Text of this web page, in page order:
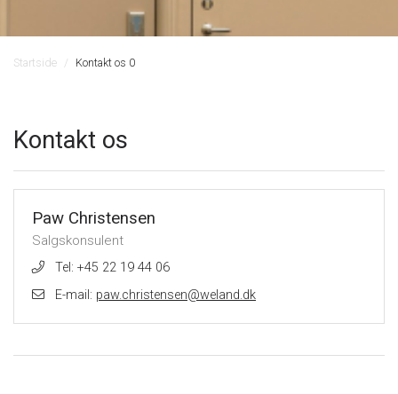
Startside Kontakt os 0
Kontakt os
Paw Christensen
Salgskonsulent
Tel: +45 22 19 44 06
E-mail: paw.christensen@weland.dk